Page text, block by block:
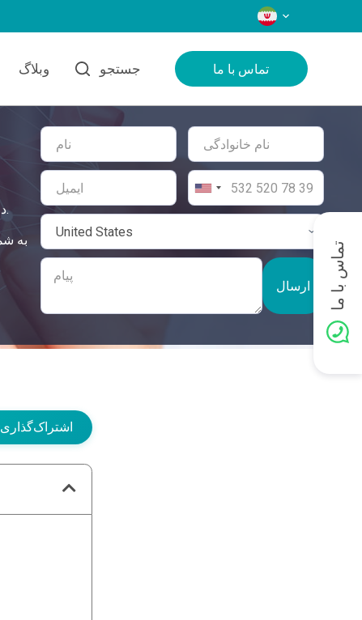
زبان‌ها
وبلاگ جستجو تماس با ما
درمان قلبی در ترکیه بالاترین استانداردهای مراقبت را تضمین می‌کند و یک راه‌حل جامع و ایمن برای نیازهای بهداشتی شما ارائه می‌دهد.
ارسال
اشتراک‌گذاری
تماس با ما